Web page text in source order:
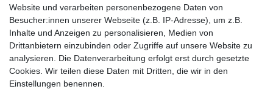
bei der Landbell AG
Zahlungsarten
Vorabüberweisung
Rechnungskauf
Zahlung bei Abholung
PayPal (inkl. Kreditkarten)
Website und verarbeiten personenbezogene Daten von
Besucher:innen unserer Webseite (z.B. IP-Adresse), um z.B.
Inhalte und Anzeigen zu personalisieren, Medien von
Drittanbietern einzubinden oder Zugriffe auf unsere Website zu
analysieren. Die Datenverarbeitung erfolgt erst durch gesetzte
Cookies. Wir teilen diese Daten mit Dritten, die wir in den
Einstellungen benennen.